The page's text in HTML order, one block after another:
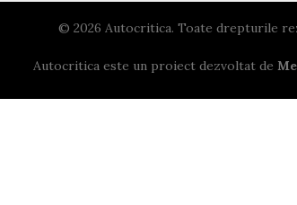
© 2026 Autocritica. Toate drepturile
Autocritica este un proiect dezvoltat de